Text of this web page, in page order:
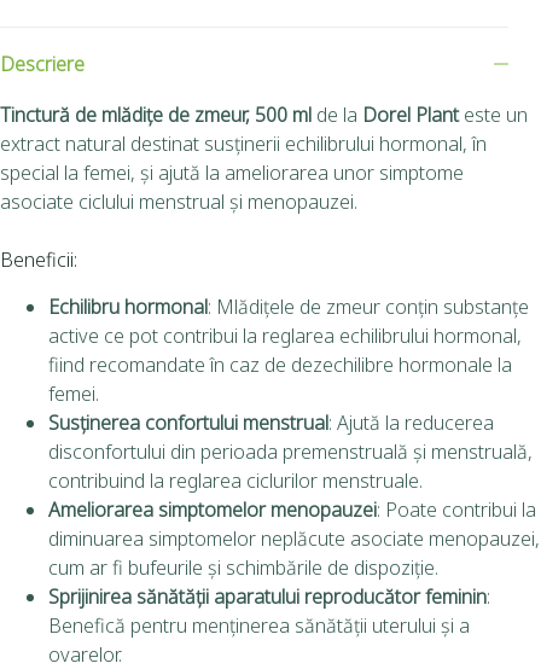
Descriere
Tinctură de mlădițe de zmeur, 500 ml de la Dorel Planteste un
extract natural destinat susținerii echilibrului hormonal, în
special la femei, și ajută la ameliorarea unor simptome
asociate ciclului menstrual și menopauzei.
Beneficii:
Echilibru hormonal: Mlădițele de zmeur conțin substanțe
active ce pot contribui la reglarea echilibrului hormonal,
fiind recomandate în caz de dezechilibre hormonale la
femei.
Susținerea confortului menstrual: Ajută la reducerea
disconfortului din perioada premenstruală și menstruală,
contribuind la reglarea ciclurilor menstruale.
Ameliorarea simptomelor menopauzei: Poate contribui la
diminuarea simptomelor neplăcute asociate menopauzei,
cum ar fi bufeurile și schimbările de dispoziție.
Sprijinirea sănătății aparatului reproducător feminin:
Benefică pentru menținerea sănătății uterului și a
ovarelor.